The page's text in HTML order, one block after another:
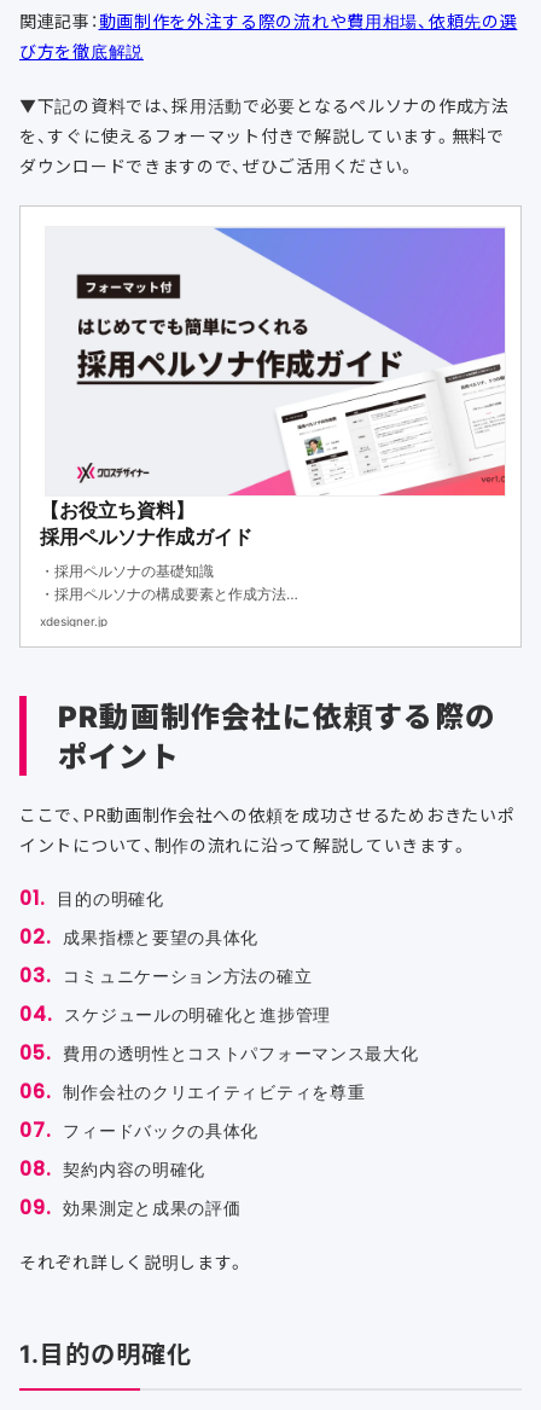
関連記事： 動画制作を外注する際の流れや費用相場、依頼先の選
び方を徹底解説
▼下記の資料では、採用活動で必要となるペルソナの作成方法
を、すぐに使えるフォーマット付きで解説しています。無料で
ダウンロードできますので、ぜひご活用ください。
【お役立ち資料】
採用ペルソナ作成ガイド
・採用ペルソナの基礎知識
・採用ペルソナの構成要素と作成方法
・作成フォーマットと採用方法
xdesigner.jp
PR動画制作会社に依頼する際の
ポイント
ここで、PR動画制作会社への依頼を成功させるためおきたいポ
イントについて、制作の流れに沿って解説していきます。
目的の明確化
成果指標と要望の具体化
コミュニケーション方法の確立
スケジュールの明確化と進捗管理
費用の透明性とコストパフォーマンス最大化
制作会社のクリエイティビティを尊重
フィードバックの具体化
契約内容の明確化
効果測定と成果の評価
それぞれ詳しく説明します。
1.目的の明確化